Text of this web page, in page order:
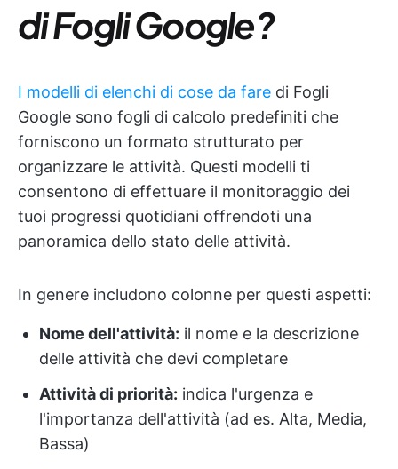
di Fogli Google?
I modelli di elenchi di cose da fare di Fogli
Google sono fogli di calcolo predefiniti che
forniscono un formato strutturato per
organizzare le attività. Questi modelli ti
consentono di effettuare il monitoraggio dei
tuoi progressi quotidiani offrendoti una
panoramica dello stato delle attività.
In genere includono colonne per questi aspetti:
Nome dell'attività: il nome e la descrizione
delle attività che devi completare
Attività di priorità: indica l'urgenza e
l'importanza dell'attività (ad es. Alta, Media,
Bassa)